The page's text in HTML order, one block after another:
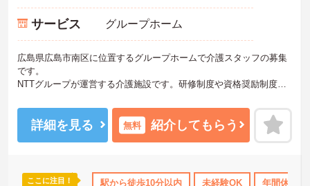
手当・補助 無資格OK ブランクOK 産休･育休･介護休暇取得
サービス グループホーム
広島県広島市南区に位置するグループホームで介護スタッフの募集
です。
NTTグループが運営する介護施設です。研修制度や資格奨励制度が
られます。福利厚生制度も整っており、長く働きやすい環境です。
ご興味のある方には、面接対策ポイントなどさらに詳細をお話いた
しますので、お気軽にご相談ください。
■ 福利厚生制度が充実
詳細を見る 無料 紹介してもらう
ここに注目！ 駅から徒歩10分以内 未経験OK 年間休日